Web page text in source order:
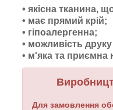
• якісна тканина,
• має прямий крій;
• гіпоалергенна;
• можливість
• м'яка та приємна
Для замовлення